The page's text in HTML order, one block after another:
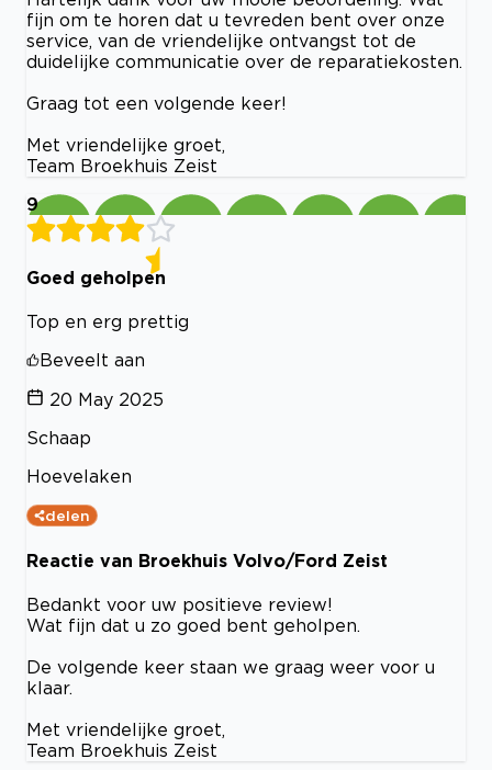
fijn om te horen dat u tevreden bent over onze
service, van de vriendelijke ontvangst tot de
duidelijke communicatie over de reparatiekosten.
Graag tot een volgende keer!
Met vriendelijke groet,
Team Broekhuis Zeist
9
Goed geholpen
Top en erg prettig
Beveelt aan
20 May 2025
Schaap
Hoevelaken
delen
Reactie van Broekhuis Volvo/Ford Zeist
Bedankt voor uw positieve review!
Wat fijn dat u zo goed bent geholpen.
De volgende keer staan we graag weer voor u
klaar.
Met vriendelijke groet,
Team Broekhuis Zeist